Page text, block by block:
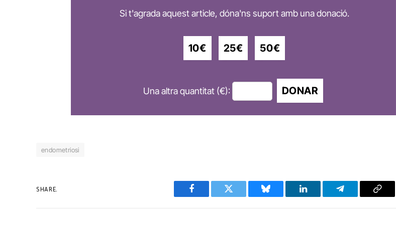
Si t'agrada aquest article, dóna'ns suport amb una donació.
10€ 25€ 50€
Una altra quantitat (€): DONAR
endometriosi
SHARE.
Facebook Twitter Bluesky LinkedIn Telegram Copy